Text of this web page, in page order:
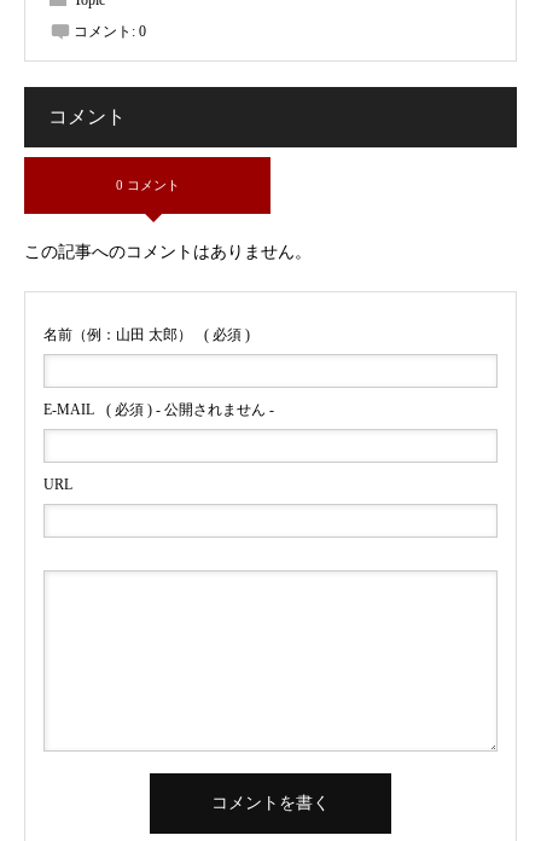
コメント: 0
コメント
0 コメント
この記事へのコメントはありません。
名前（例：山田 太郎） ( 必須 )
E-MAIL ( 必須 ) - 公開されません -
URL